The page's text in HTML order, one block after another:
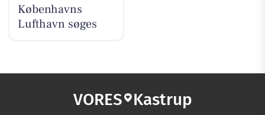
Københavns
Lufthavn søges
VORES Kastrup